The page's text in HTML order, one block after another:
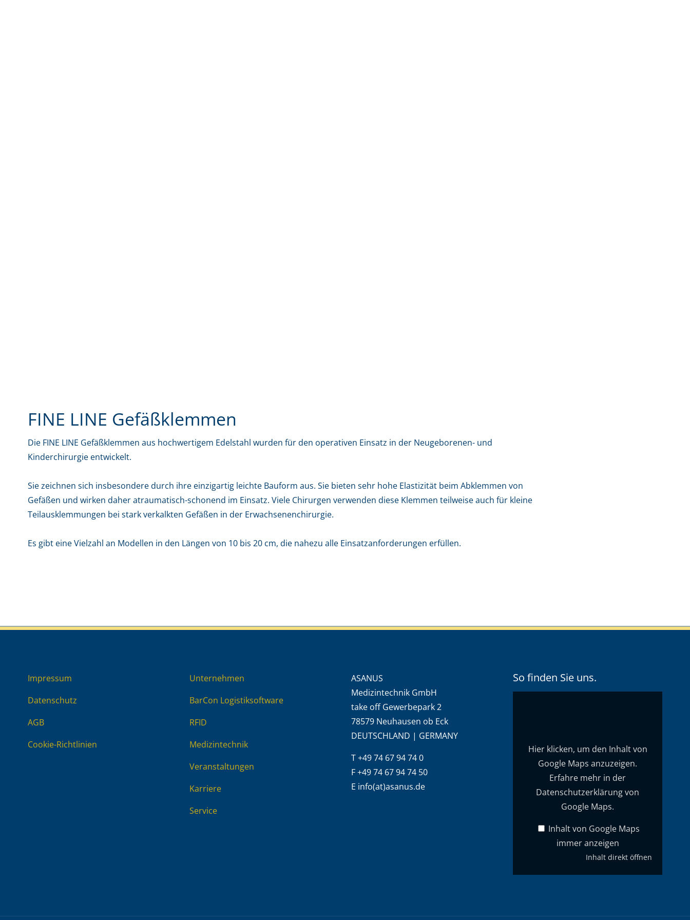
FINE LINE Gefäßklemmen
Die FINE LINE Gefäßklemmen aus hochwertigem Edelstahl wurden für den operativen Einsatz in der Neugeborenen- und
Kinderchirurgie entwickelt.
Sie zeichnen sich insbesondere durch ihre einzigartig leichte Bauform aus. Sie bieten sehr hohe Elastizität beim Abklemmen von
Gefäßen und wirken daher atraumatisch-schonend im Einsatz. Viele Chirurgen verwenden diese Klemmen teilweise auch für kleine
Teilausklemmungen bei stark verkalkten Gefäßen in der Erwachsenenchirurgie.
Es gibt eine Vielzahl an Modellen in den Längen von 10 bis 20 cm, die nahezu alle Einsatzanforderungen erfüllen.
Impressum
Datenschutz
AGB
Cookie-Richtlinien
Unternehmen
BarCon Logistiksoftware
RFID
Medizintechnik
Veranstaltungen
Karriere
Service
ASANUS
Medizintechnik GmbH
take off Gewerbepark 2
78579 Neuhausen ob Eck
DEUTSCHLAND | GERMANY
T +49 74 67 94 74 0
F +49 74 67 94 74 50
E info(at)asanus.de
So finden Sie uns.
anzeigen
Hier klicken, um den Inhalt von
Google Maps anzuzeigen.
Erfahre mehr in der
Datenschutzerklärung von
Google Maps.
Inhalt von Google Maps
immer anzeigen
Inhalt direkt öffnen